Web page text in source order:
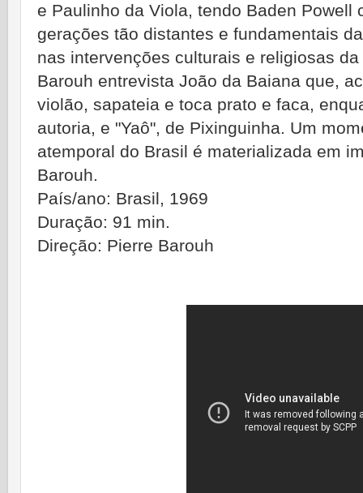
e Paulinho da Viola, tendo Baden Powell
gerações tão distantes e fundamentais
nas intervenções culturais e religiosas
Barouh entrevista João da Baiana que,
violão, sapateia e toca prato e faca,
autoria, e "Yaô", de Pixinguinha. Um
atemporal do Brasil é materializada em
Barouh.
País/ano: Brasil, 1969
Duração: 91 min.
Direção: Pierre Barouh